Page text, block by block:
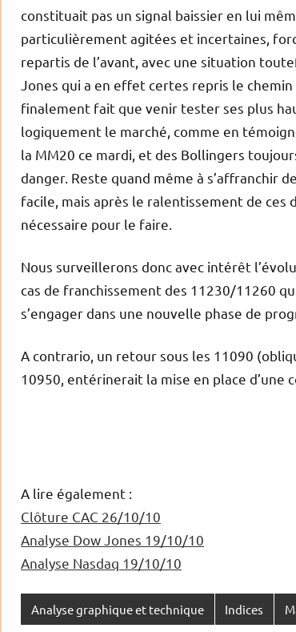
constituait pas un signal baissier en lui
particulièrement agitées et incertaines,
repartis de l’avant, avec une situation
Jones qui a en effet certes repris le chemin
finalement fait que venir tester ses plus
logiquement le marché, comme en
la MM20 ce mardi, et des Bollingers
danger. Reste quand même à s’affranchir
facile, mais après le ralentissement de
nécessaire pour le faire.
Nous surveillerons donc avec intérêt
cas de franchissement des 11230/11260
s’engager dans une nouvelle phase de
A contrario, un retour sous les 11090
10950, entérinerait la mise en place d’une
A lire également :
Clôture CAC 26/10/10
Analyse Dow Jones 19/10/10
Analyse Nasdaq 19/10/10
Analyse graphique et technique Indices